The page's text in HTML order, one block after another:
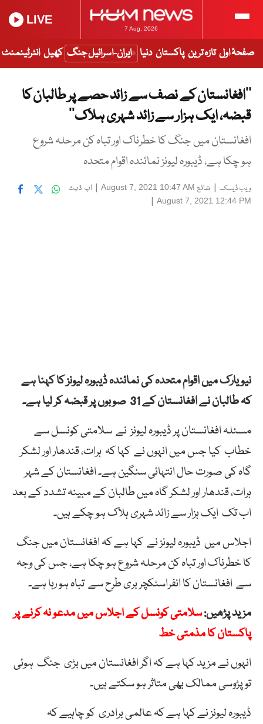
7 Aug, 2026
LIVE
صفحۂ اول تازہ ترین پاکستان دنیا ایران-اسرائیل جنگ کھیل انٹرٹینمنٹ
’’افغانستان کے نصف سے زائد حصے پر طالبان کا
قبضہ، ایک ہزار سے زائد شہری ہلاک‘‘
افغانستان میں جنگ کا خطرناک اور تباہ کن مرحلہ شروع
ہو چکا ہے، ڈیبورہ لیونز نمائندہ اقوام متحدہ
ویب ڈیسک | شائع August 7, 2021 10:47 AM
| اپ ڈیٹ
August 7, 2021 12:44 PM
|
نیو یارک میں اقوام متحدہ کی نمائندہ ڈیبورہ لیونز کا کہنا ہے
کہ طالبان نے افغانستان کے 31 صوبوں پر قبضہ کر لیا ہے۔
مسئلہ افغانستان پر ڈیبورہ لیونز نے سلامتی کونسل سے
خطاب کیا جس میں انہوں نے کہا کہ ہرات، قندھار اور لشکر
گاہ کی صورت حال انتہائی سنگین ہے۔ افغانستان کے شہر
ہرات، قندھار اور لشکر گاہ میں طالبان کے مبینہ تشدد کے بعد
اب تک ایک ہزار سے زائد شہری ہلاک ہو چکے ہیں۔
اجلاس میں ڈیبورہ لیونز نے کہا ہے کہ افغانستان میں جنگ
کا خطرناک اور تباہ کن مرحلہ شروع ہو چکا ہے، جس کی وجہ
سے افغانستان کا انفراسٹکچر بری طرح سے تباہ ہو رہا ہے۔
مزید پڑھیں:سلامتی کونسل کے اجلاس میں مدعو نہ کرنے پر
پاکستان کا مذمتی خط
انہوں نے مزید کہا ہے کہ اگر افغانستان میں بڑی جنگ ہوئی
تو پڑوسی ممالک بھی متاثر ہو سکتے ہیں۔
ڈیبورہ لیونز نے کہا ہے کہ عالمی برادری کو چاہیے کہ